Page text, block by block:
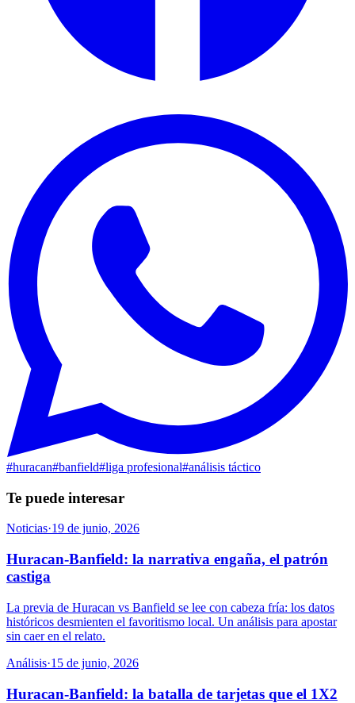
#huracan#banfield#liga profesional#análisis táctico
Te puede interesar
Noticias·19 de junio, 2026
Huracan-Banfield: la narrativa engaña, el patrón
castiga
La previa de Huracan vs Banfield se lee con cabeza fría: los datos
históricos desmienten el favoritismo local. Un análisis para apostar
sin caer en el relato.
Análisis·15 de junio, 2026
Huracan-Banfield: la batalla de tarjetas que el 1X2